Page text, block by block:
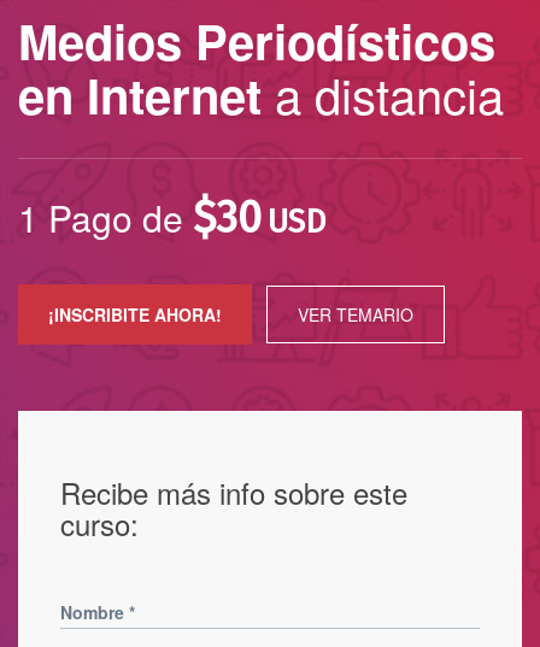
Medios Periodísticos
en Internet a distancia
1 Pago de $30 USD
¡INSCRIBITE AHORA! VER TEMARIO
Recibe más info sobre este
curso:
Nombre *